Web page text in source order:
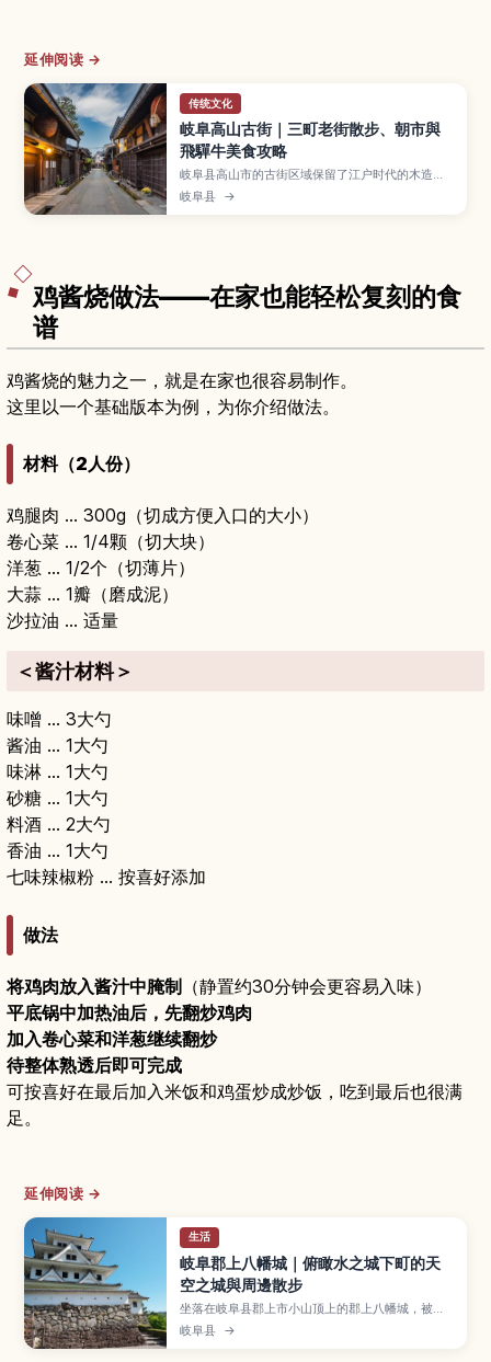
延伸阅读 →
传统文化
岐阜高山古街｜三町老街散步、朝市與
飛驒牛美食攻略
岐阜县高山市的古街区域保留了江户时代的木造町
家，被称为“三町老街”，红色中桥与清晨热闹的朝
市更是人气拍照景点。本文带你认识高山古街的必
岐阜县 →
鸡酱烧做法——在家也能轻松复刻的食
谱
鸡酱烧的魅力之一，就是在家也很容易制作。
这里以一个基础版本为例，为你介绍做法。
材料（2人份）
鸡腿肉 … 300g（切成方便入口的大小）
卷心菜 … 1/4颗（切大块）
洋葱 … 1/2个（切薄片）
大蒜 … 1瓣（磨成泥）
沙拉油 … 适量
＜酱汁材料＞
味噌 … 3大勺
酱油 … 1大勺
味淋 … 1大勺
砂糖 … 1大勺
料酒 … 2大勺
香油 … 1大勺
七味辣椒粉 … 按喜好添加
做法
将鸡肉放入酱汁中腌制 （静置约30分钟会更容易入味）
平底锅中加热油后，先翻炒鸡肉
加入卷心菜和洋葱继续翻炒
待整体熟透后即可完成
可按喜好在最后加入米饭和鸡蛋炒成炒饭，吃到最后也很满
足。
延伸阅读 →
生活
岐阜郡上八幡城｜俯瞰水之城下町的天
空之城與周邊散步
坐落在岐阜县郡上市小山顶上的郡上八幡城，被称
为「天空之城」，从白墙天守可以眺望郡上八幡水
乡城下町与四季变幻的群山景色。本文介绍天守观
岐阜县 →